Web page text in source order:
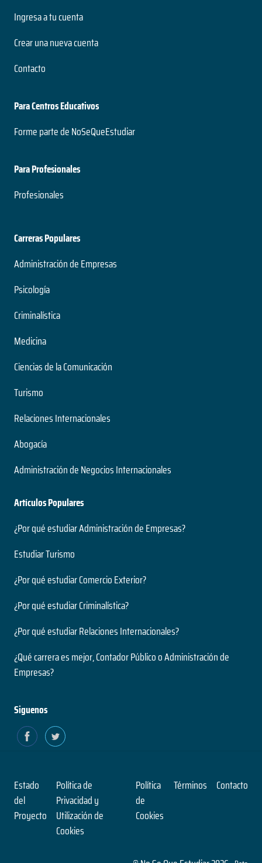
Ingresa a tu cuenta
Crear una nueva cuenta
Contacto
Para Centros Educativos
Forme parte de NoSeQueEstudiar
Para Profesionales
Profesionales
Carreras Populares
Administración de Empresas
Psicología
Criminalística
Medicina
Ciencias de la Comunicación
Turismo
Relaciones Internacionales
Abogacía
Administración de Negocios Internacionales
Artículos Populares
¿Por qué estudiar Administración de Empresas?
Estudiar Turismo
¿Por qué estudiar Comercio Exterior?
¿Por qué estudiar Criminalística?
¿Por qué estudiar Relaciones Internacionales?
¿Qué carrera es mejor, Contador Público o Administración de
Empresas?
Siguenos
Estado
del
Proyecto
Política de
Privacidad y
Utilización de
Cookies
Política
de
Cookies
Términos Contacto